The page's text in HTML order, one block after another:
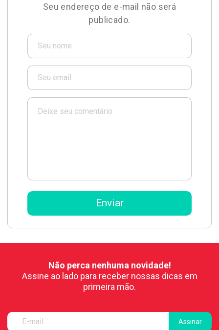
Seu endereço de e-mail não será
publicado.
Não perca nenhuma novidade!
Assine ao lado para receber nossas dicas em
primeira mão.